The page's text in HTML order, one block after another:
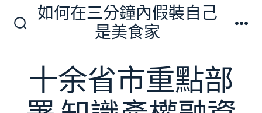
開
如何在三分鐘內假裝自己
是美食家
十余省市重點部